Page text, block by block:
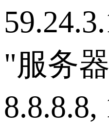
"服务
8.8.8.8,